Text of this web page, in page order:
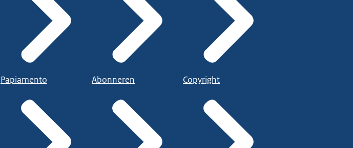
Papiamento Abonneren Copyright